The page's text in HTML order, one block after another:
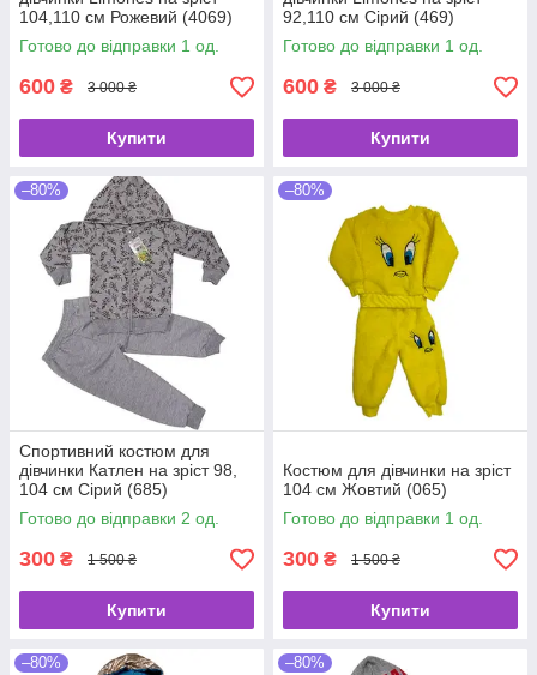
104,110 см Рожевий (4069)
Готово до відправки 1 од.
600 ₴ 3 000 ₴
Купити
92,110 см Сірий (469)
Готово до відправки 1 од.
600 ₴ 3 000 ₴
Купити
–80%
Спортивний костюм для
дівчинки Катлен на зріст 98,
104 см Сірий (685)
Готово до відправки 2 од.
300 ₴ 1 500 ₴
Купити
–80%
Костюм для дівчинки на зріст
104 см Жовтий (065)
Готово до відправки 1 од.
300 ₴ 1 500 ₴
Купити
–80% –80%